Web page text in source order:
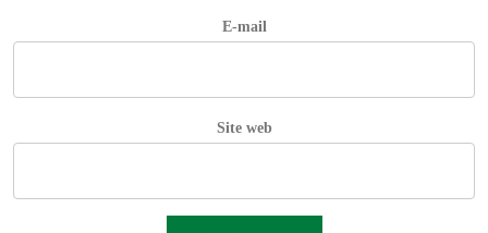
E-mail
Site web